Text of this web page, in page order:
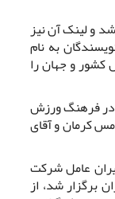
و لینک آن نیز
به نام
و جهان را
در فرهنگ ورزش
کرمان و آقای
عامل شرکت
برگزار شد، از